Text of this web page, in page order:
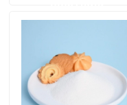
VR παρουσιάστε